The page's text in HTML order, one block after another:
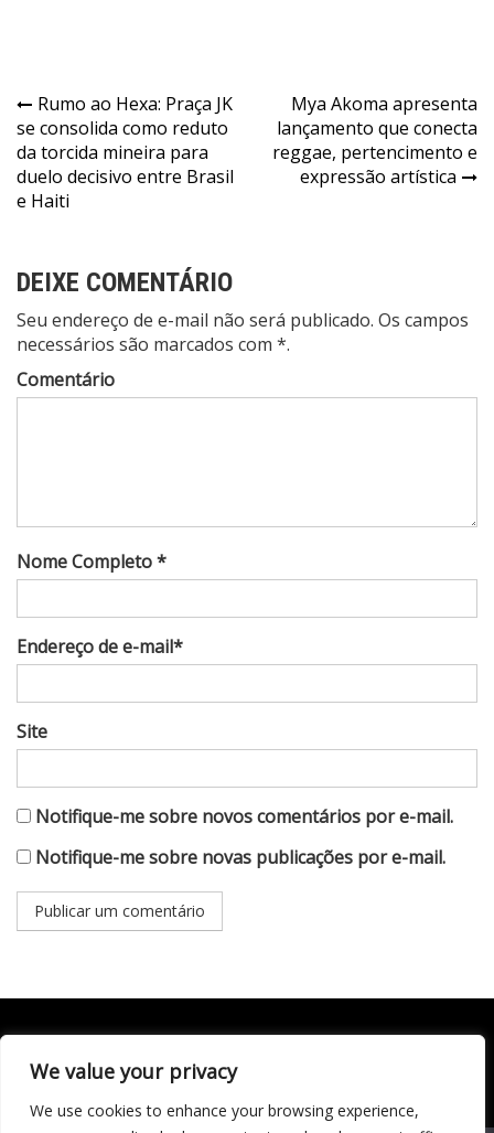
We value your privacy
We use cookies to enhance your browsing experience,
Navegação
de
Post
Rumo ao Hexa: Praça JK
se consolida como reduto
da torcida mineira para
duelo decisivo entre Brasil
e Haiti
Mya Akoma apresenta
lançamento que conecta
reggae, pertencimento e
expressão artística
DEIXE COMENTÁRIO
Seu endereço de e-mail não será publicado. Os campos
necessários são marcados com *.
Comentário
Nome Completo *
Endereço de e-mail*
Site
Notifique-me sobre novos comentários por e-mail.
Notifique-me sobre novas publicações por e-mail.
Todo conteúdo publicado neste portal, incluindo textos,
responsabilidade do autor. © 2020 - 2024 Todos os direitos